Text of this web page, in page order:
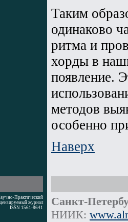
Таким
одинаково
ритма и
хорды в
появление.
методов
особенно
Наверх
Практический
журнал
ISSN 1561-8641
Санкт-
НИИК: